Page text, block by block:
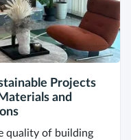
Projects
and
quality of building